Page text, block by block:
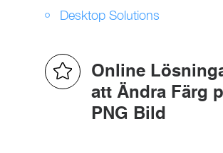
Desktop Solutions
Online
att Ändra Färg
PNG Bild